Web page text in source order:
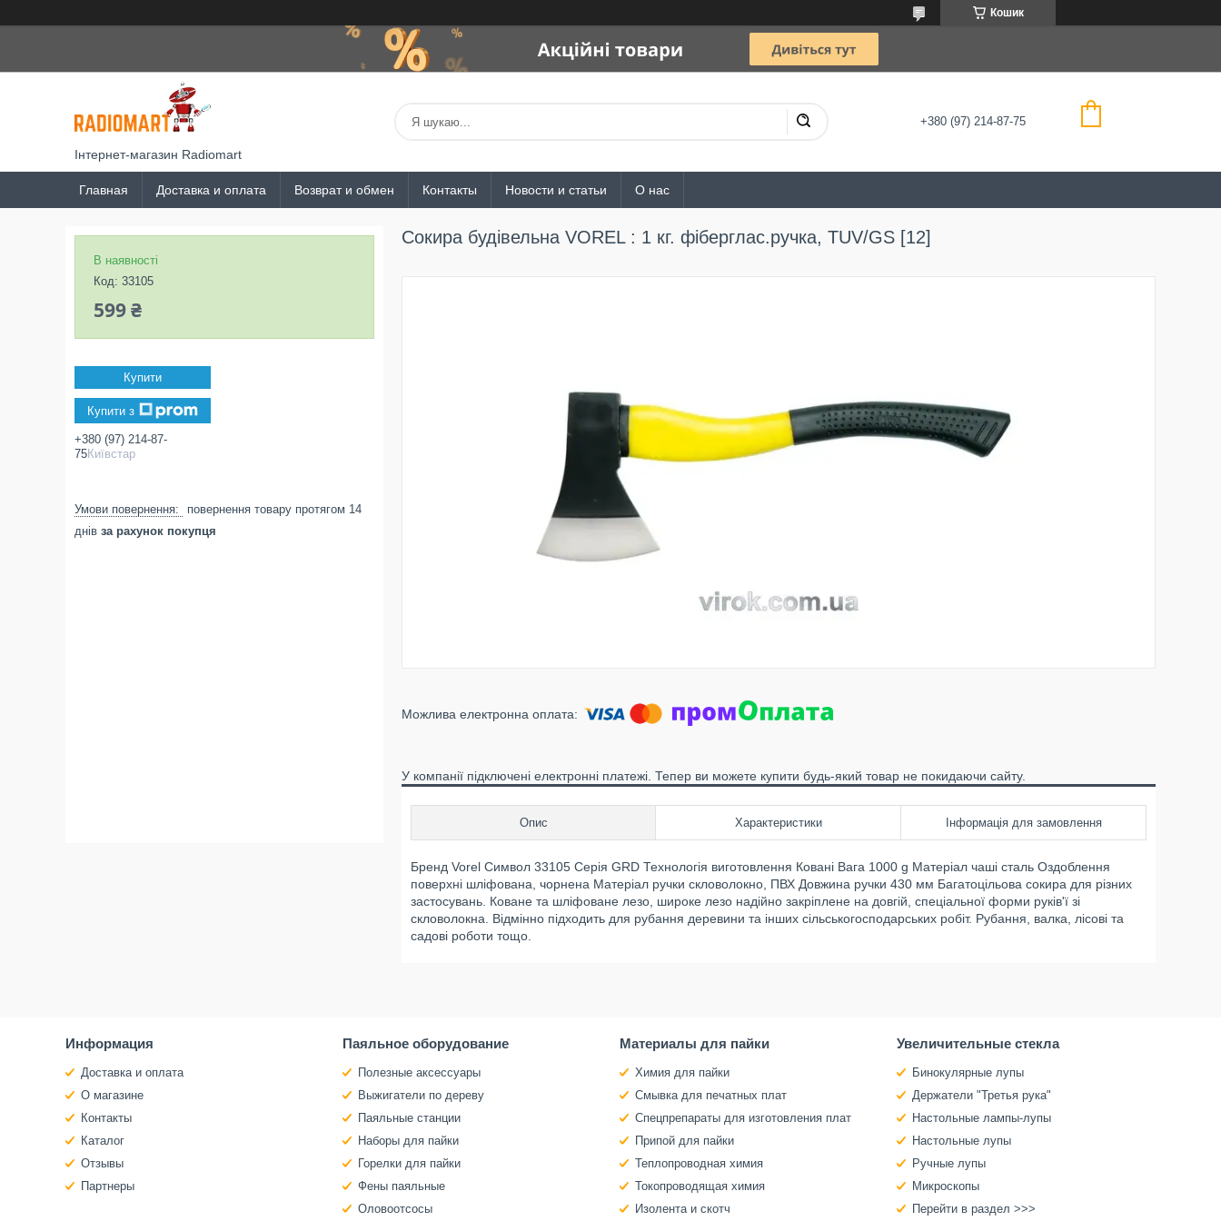
Кошик
Інтернет-магазин Radiomart
+380 (97) 214-87-75
Главная Доставка и оплата Возврат и обмен Контакты Новости и статьи О нас
Сокира будівельна VOREL : 1 кг. фіберглас.ручка, TUV/GS [12]
У компанії підключені електронні платежі. Тепер ви можете купити будь-який товар не покидаючи сайту.
Опис Характеристики Інформація для замовлення
Бренд Vorel Символ 33105 Серія GRD Технологія виготовлення Ковані Вага 1000 g Матеріал чаші сталь Оздоблення
поверхні шліфована, чорнена Матеріал ручки скловолокно, ПВХ Довжина ручки 430 мм Багатоцільова сокира для різних
застосувань. Коване та шліфоване лезо, широке лезо надійно закріплене на довгій, спеціальної форми руків'ї зі
скловолокна. Відмінно підходить для рубання деревини та інших сільськогосподарських робіт. Рубання, валка, лісові та
садові роботи тощо.
В наявності
Код: 33105
599 ₴
Купити
Купити з
+380 (97) 214-87-
75Київстар
повернення товару протягом 14
днів за рахунок покупця
Информация
Доставка и оплата
О магазине
Контакты
Каталог
Отзывы
Партнеры
Паяльное оборудование
Полезные аксессуары
Выжигатели по дереву
Паяльные станции
Наборы для пайки
Горелки для пайки
Фены паяльные
Оловоотсосы
Материалы для пайки
Химия для пайки
Смывка для печатных плат
Спецпрепараты для изготовления плат
Припой для пайки
Теплопроводная химия
Токопроводящая химия
Изолента и скотч
Увеличительные стекла
Бинокулярные лупы
Держатели "Третья рука"
Настольные лампы-лупы
Настольные лупы
Ручные лупы
Микроскопы
Перейти в раздел >>>